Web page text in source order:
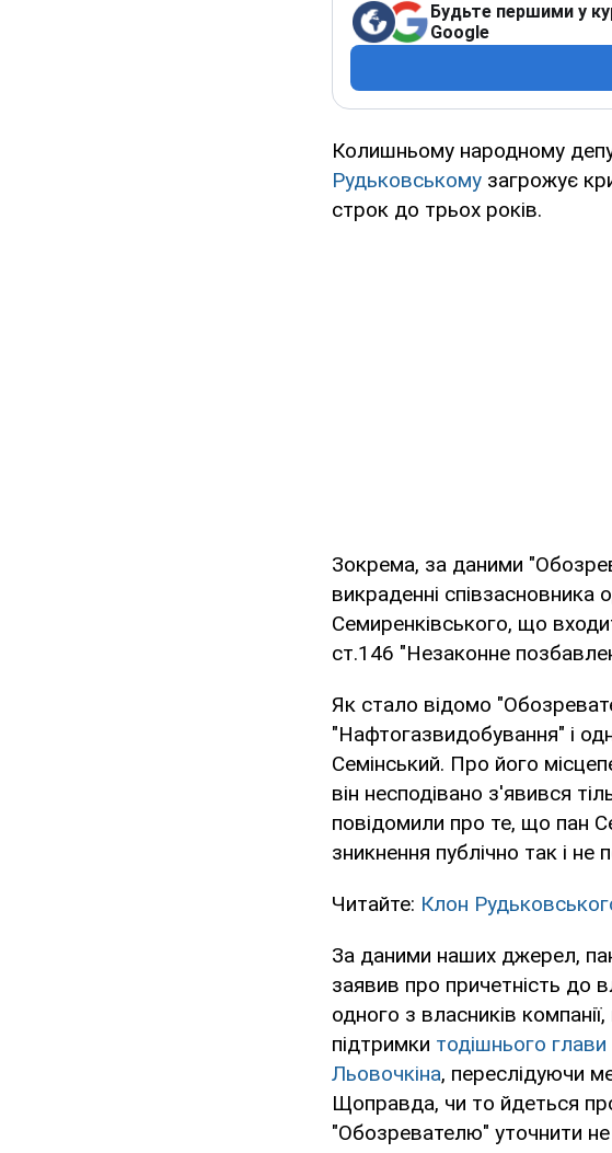
Будьте першими у
Google
Колишньому народному
Рудьковському загрожує
строк до трьох років.
Зокрема, за даними
викраденні співзасновника
Семиренківського, що
ст.146 "Незаконне
Як стало відомо
"Нафтогазвидобування" і
Семінський. Про його
він несподівано з'явився
повідомили про те, що пан
зникнення публічно так і не
Читайте: Клон
За даними наших джерел,
заявив про причетність до
одного з власників
підтримки тодішнього глави
Льовочкіна, переслідуючи
Щоправда, чи то йдеться
"Обозревателю" уточнити